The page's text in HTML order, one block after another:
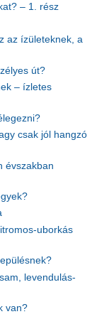
– 1. rész
az ízületeknek, a
út?
– ízletes
csak jól hangzó
évszakban
uborkás
levendulás-
van?